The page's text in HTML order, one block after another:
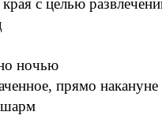
с целью
ночью
прямо
шарм